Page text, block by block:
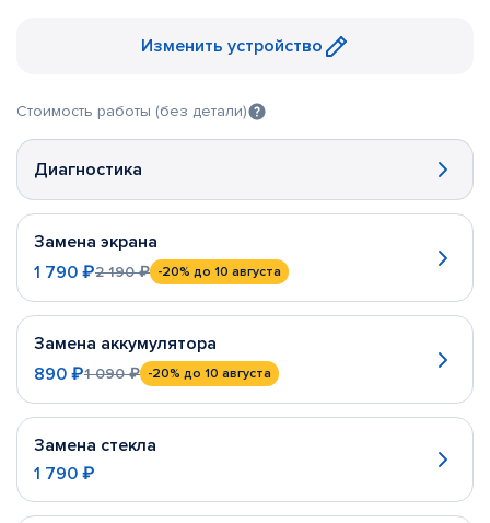
Изменить устройство
Стоимость работы (без детали)
Диагностика
Замена экрана
1 790 ₽2 190 ₽ -20% до 10 августа
Замена аккумулятора
890 ₽1 090 ₽ -20% до 10 августа
Замена стекла
1 790 ₽